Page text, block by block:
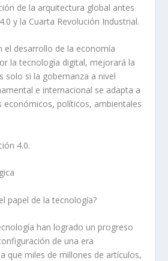
de la arquitectura global antes
y la Cuarta Revolución Industrial.
el desarrollo de la economía
la tecnología digital, mejorará la
solo si la gobernanza a nivel
e internacional se adapta a
económicos, políticos, ambientales
4.0.
papel de la tecnología?
han logrado un progreso
de una era
que miles de millones de artículos,